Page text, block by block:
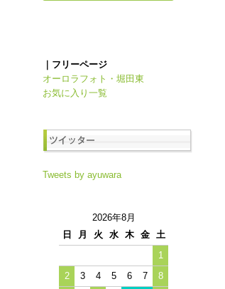
｜フリーページ
オーロラフォト・堀田東
お気に入り一覧
Tweets by ayuwara
2026年8月
日
月 火 水 木 金
土
1
2
3 4 5 6 7
8